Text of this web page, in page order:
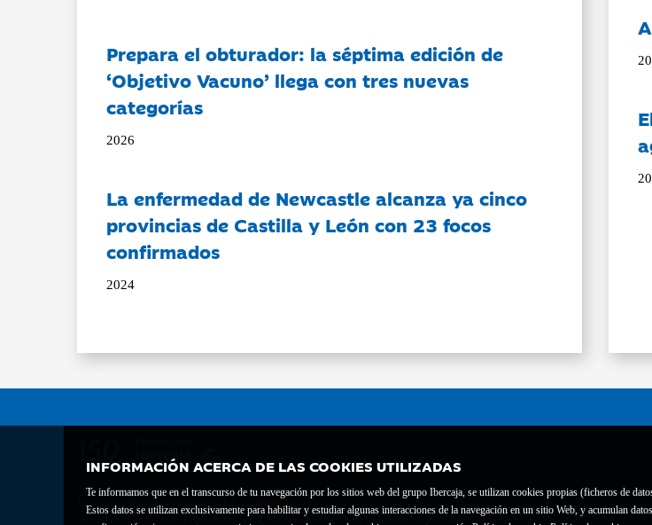
INFORMACIÓN ACERCA DE LAS COOKIES UTILIZADAS
Te informamos que en el transcurso de tu navegación por los sitios web del grupo Ibercaja, se utilizan cookies propias (ficheros de
Estos datos se utilizan exclusivamente para habilitar y estudiar algunas interacciones de la navegación en un sitio Web, y acumulan
Prepara el obturador: la séptima edición de
‘Objetivo Vacuno’ llega con tres nuevas
categorías
2026
La enfermedad de Newcastle alcanza ya cinco
provincias de Castilla y León con 23 focos
confirmados
2024
Fundación Bancaria Ibercaja C.I.F. G-50000652.
Inscrita en el Registro de Fundaciones del Mº de Educación, Cultura y Deporte con el nº 1689.